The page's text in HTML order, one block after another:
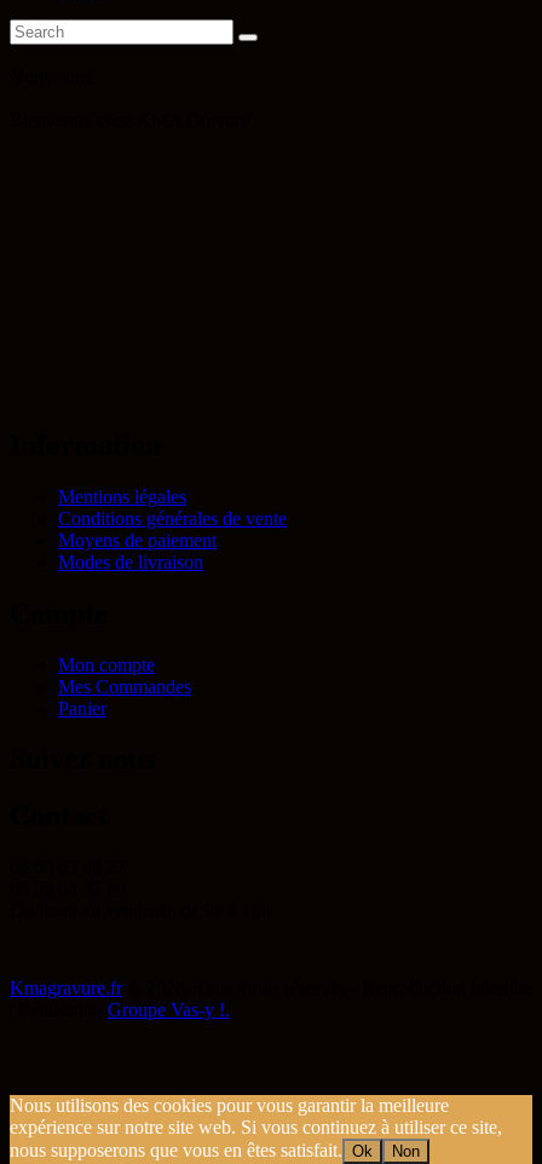
Mentions légales
Conditions générales de vente
Moyens de paiement
Modes de livraison
Mon compte
Mes Commandes
Panier
Kmagravure.fr© 2026. Tous droits réservés - Reproduction interdite
Groupe Vas-y !.
Nous utilisons des cookies pour vous garantir la meilleure
expérience sur notre site web. Si vous continuez à utiliser ce site,
nous supposerons que vous en êtes satisfait. Ok Non